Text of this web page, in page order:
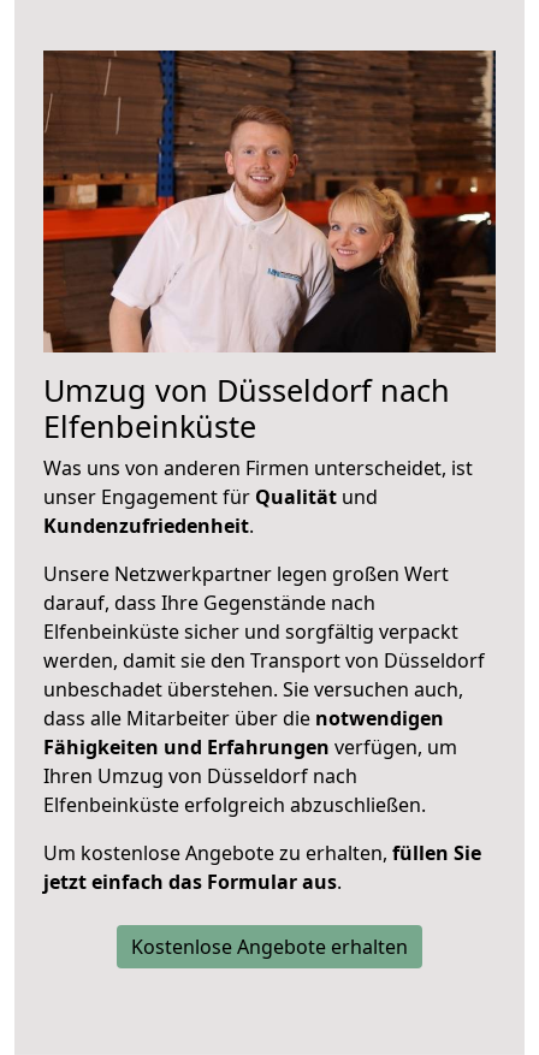
Umzug von Düsseldorf nach
Elfenbeinküste
Was uns von anderen Firmen unterscheidet, ist
unser Engagement für Qualität und
Kundenzufriedenheit.
Unsere Netzwerkpartner legen großen Wert
darauf, dass Ihre Gegenstände nach
Elfenbeinküste sicher und sorgfältig verpackt
werden, damit sie den Transport von Düsseldorf
unbeschadet überstehen. Sie versuchen auch,
dass alle Mitarbeiter über die notwendigen
Fähigkeiten und Erfahrungen verfügen, um
Ihren Umzug von Düsseldorf nach
Elfenbeinküste erfolgreich abzuschließen.
Um kostenlose Angebote zu erhalten, füllen Sie
jetzt einfach das Formular aus.
Kostenlose Angebote erhalten